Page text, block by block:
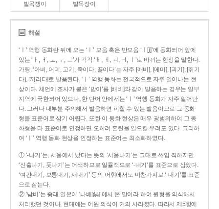
발목쟁이 발목장이
해설
‘ㅣ’ 역행 동화란 뒤에 오는 ‘ㅣ’ 모음 혹은 반모음 ‘ㅣ[j]’에 동화되어 앞에
있는 ‘ㅏ, ㅓ, ㅗ, ㅜ, ㅡ’가 각각 ‘ㅐ, ㅔ, ㅚ, ㅟ, ㅣ’로 바뀌는 현상을 말한다.
가령, ‘아비, 어미, 고기, 죽이다, 끓이다’는 자주 [애비], [에미], [괴기], [쥐기
다], [끼리다]로 발음된다. ‘ㅣ’ 역행 동화는 전국적으로 자주 일어나는 현
상이다. 체언에 조사가 붙은 ‘밥이’를 [배비]와 같이 발음하는 경우는 일부
지역에 국한되어 있으나, 한 단어 안에서는 ‘ㅣ’ 역행 동화가 자주 일어난
다. 그러나 대부분 주의해서 발음하면 피할 수 있는 발음이므로 그 동화
형을 표준어로 삼기 어렵다. 또한 이 동화 현상은 매우 광범위하여 그 동
화형을 다 표준어로 인정하면 오히려 혼란을 일으킬 우려도 있다. 그리하
여 ‘ㅣ’ 역행 동화 현상을 인정하는 표준어는 최소화하였다.
① ‘-나기’는, 서울에서 났다는 뜻의 ‘서울나기’는 그대로 쓰임 직하지만
‘신출나기, 풋나기’는 어색하므로 일률적으로 ‘-내기’를 표준으로 삼았다.
‘여간내기, 보통내기, 새내기’ 등의 어휘에서도 마찬가지로 ‘-내기’를 표준
으로 삼는다.
② ‘남비’는 종래 일본어 ‘나베[鍋]’에서 온 말이라 하여 원형을 의식해서
처리했던 것이나, 현대에는 어원 의식이 거의 사라졌다. 따라서 제5항에